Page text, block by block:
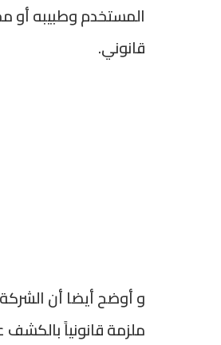
المستخدم وطبيبه أو
قانوني.
و أوضح أيضا أن
ملزمة قانونياً